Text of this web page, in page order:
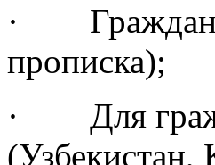
·
прописка);
· Для
(Узбекистан,